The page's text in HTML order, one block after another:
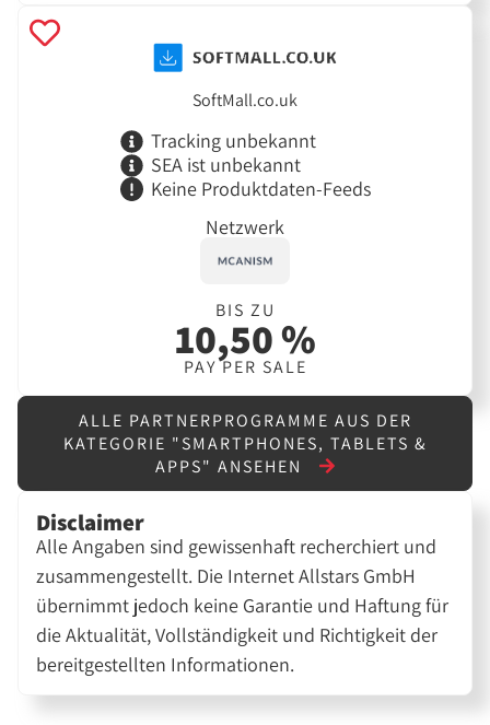
SoftMall.co.uk
Tracking unbekannt
SEA ist unbekannt
Keine Produktdaten-Feeds
Netzwerk
BIS ZU
10,50 %
PAY PER SALE
ALLE PARTNERPROGRAMME AUS DER
KATEGORIE "SMARTPHONES, TABLETS &
APPS" ANSEHEN
Disclaimer
Alle Angaben sind gewissenhaft recherchiert und
zusammengestellt. Die Internet Allstars GmbH
übernimmt jedoch keine Garantie und Haftung für
die Aktualität, Vollständigkeit und Richtigkeit der
bereitgestellten Informationen.